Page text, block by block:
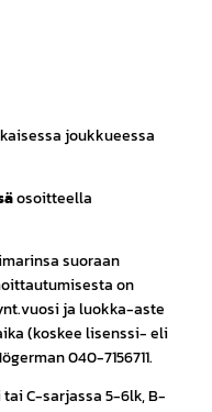
joukkueessa
osoitteella
suoraan
on
ja luokka-aste
(koskee lisenssi- eli
040-7156711.
C-sarjassa 5-6lk, B-